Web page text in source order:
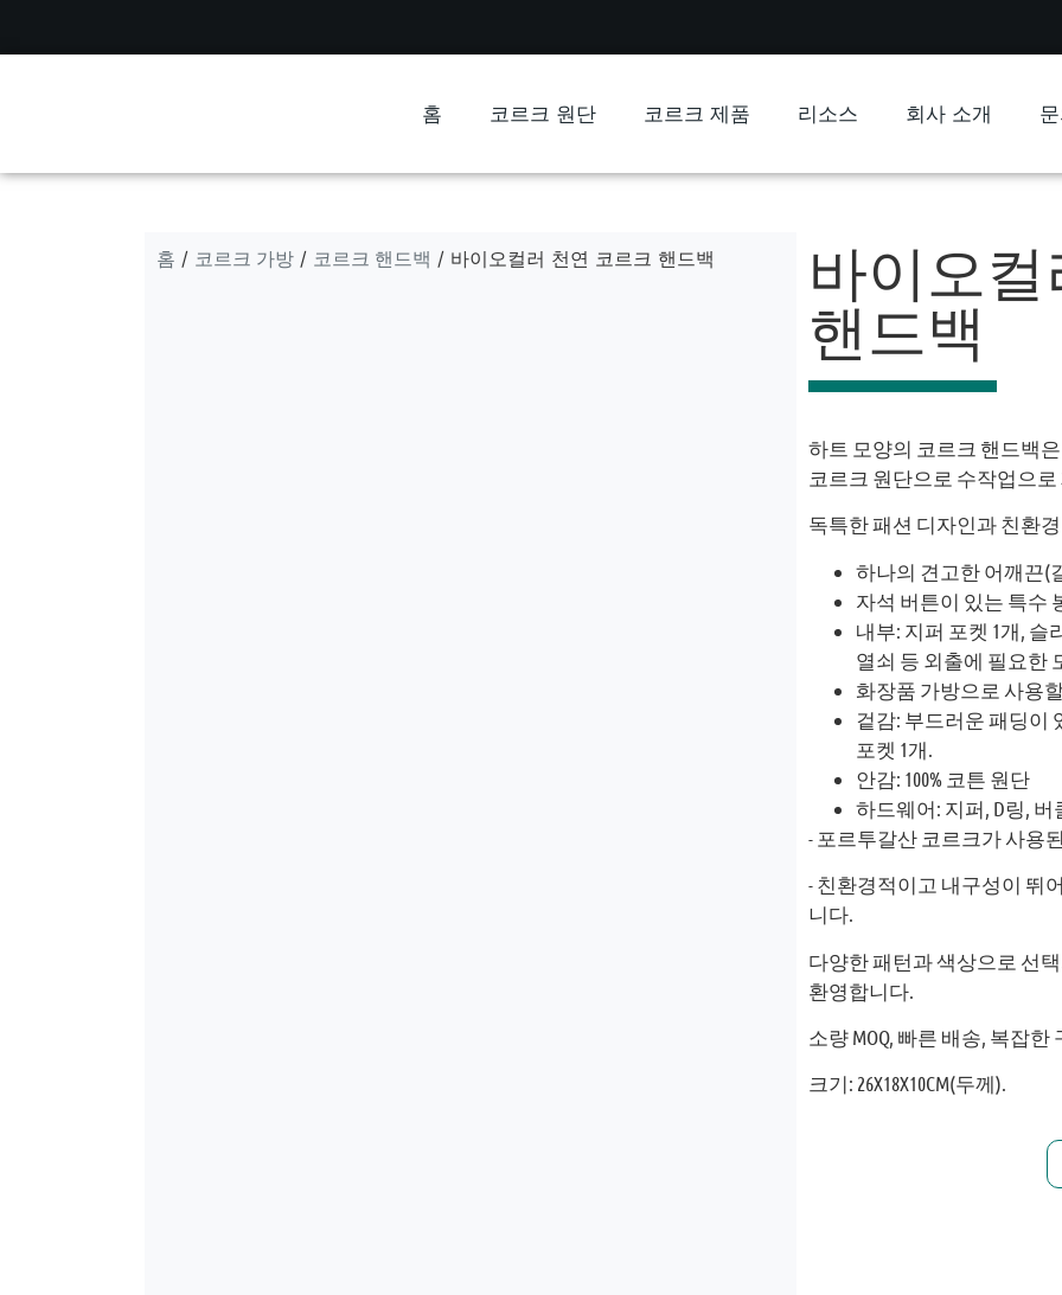
홈 코르크 원단 코르크 제품 리소스 회사 소개
홈 / 코르크 가방 / 코르크 핸드백 / 바이오컬러 천연 코르크 핸드백 바이오
핸드백
하트 모양의 코르크 핸드백은
코르크 원단으로 수작업으
독특한 패션 디자인과 친환
하나의 견고한 어깨끈(
자석 버튼이 있는 특수
내부: 지퍼 포켓 1개, 슬
열쇠 등 외출에 필요한
화장품 가방으로 사용
겉감: 부드러운 패딩이
포켓 1개.
안감: 100% 코튼 원단
하드웨어: 지퍼, D링,
- 포르투갈산 코르크가 사용
- 친환경적이고 내구성이 뛰
니다.
다양한 패턴과 색상으로 선
환영합니다.
소량 MOQ, 빠른 배송, 복잡
크기: 26X18X10CM(두께).